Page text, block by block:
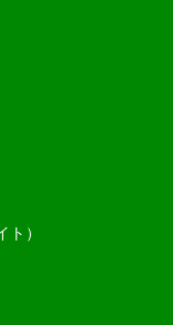
）